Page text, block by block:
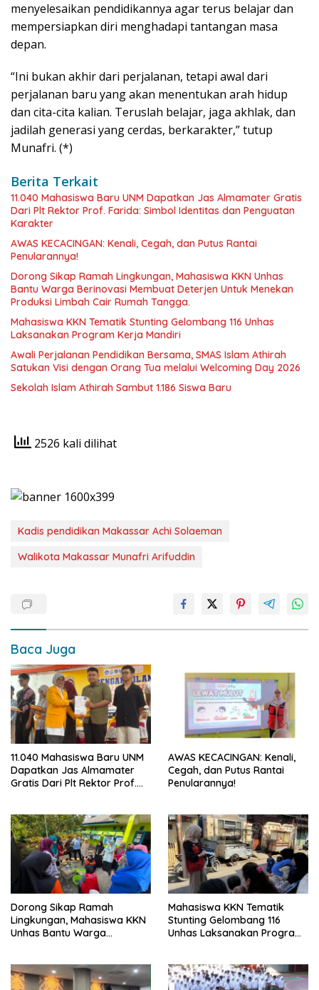
menyelesaikan pendidikannya agar terus belajar dan
mempersiapkan diri menghadapi tantangan masa
depan.
“Ini bukan akhir dari perjalanan, tetapi awal dari
perjalanan baru yang akan menentukan arah hidup
dan cita-cita kalian. Teruslah belajar, jaga akhlak, dan
jadilah generasi yang cerdas, berkarakter,” tutup
Munafri. (*)
Berita Terkait
11.040 Mahasiswa Baru UNM Dapatkan Jas Almamater Gratis
Dari Plt Rektor Prof. Farida: Simbol Identitas dan Penguatan
Karakter
AWAS KECACINGAN: Kenali, Cegah, dan Putus Rantai
Penularannya!
Dorong Sikap Ramah Lingkungan, Mahasiswa KKN Unhas
Bantu Warga Berinovasi Membuat Deterjen Untuk Menekan
Produksi Limbah Cair Rumah Tangga.
Mahasiswa KKN Tematik Stunting Gelombang 116 Unhas
Laksanakan Program Kerja Mandiri
Awali Perjalanan Pendidikan Bersama, SMAS Islam Athirah
Satukan Visi dengan Orang Tua melalui Welcoming Day 2026
Sekolah Islam Athirah Sambut 1.186 Siswa Baru
2526 kali dilihat
Kadis pendidikan Makassar Achi Solaeman
Walikota Makassar Munafri Arifuddin
Baca Juga
11.040 Mahasiswa Baru UNM
Dapatkan Jas Almamater
Gratis Dari Plt Rektor Prof.
AWAS KECACINGAN: Kenali,
Cegah, dan Putus Rantai
Penularannya!
Dorong Sikap Ramah
Lingkungan, Mahasiswa KKN
Unhas Bantu Warga
Produksi Limbah Cair Rumah
Tangga.
Mahasiswa KKN Tematik
Stunting Gelombang 116
Unhas Laksanakan Program